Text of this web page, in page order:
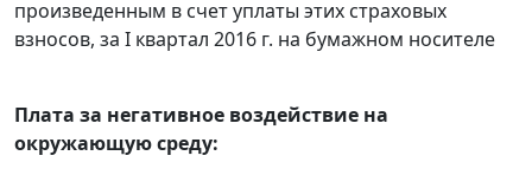
произведенным в счет уплаты этих страховых
взносов, за I квартал 2016 г. на бумажном носителе
Плата за негативное воздействие на
окружающую среду: